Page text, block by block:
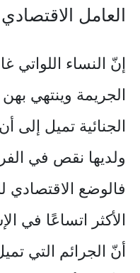
العامل
إنّ النساء اللواتي
الجريمة وينتهي
الجنائية تميل إلى
ولديها نقص في
فالوضع الاقتصادي
الأكثر اتساعًا في
أنّ الجرائم التي